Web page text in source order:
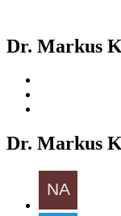
Dr. Markus
Dr. Markus